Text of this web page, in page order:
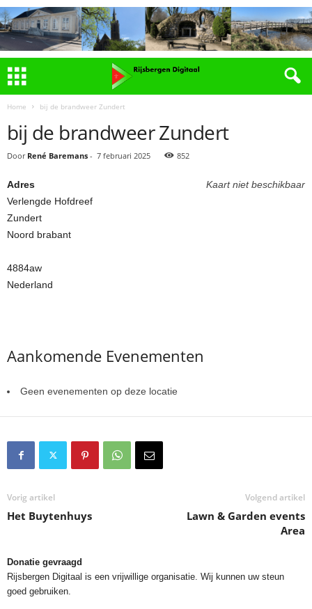
Home bij de brandweer Zundert
bij de brandweer Zundert
Door René Baremans - 7 februari 2025 852
Kaart niet beschikbaar
Adres
Verlengde Hofdreef
Zundert
Noord brabant
4884aw
Nederland
Aankomende Evenementen
Geen evenementen op deze locatie
Vorig artikel
Het Buytenhuys
Volgend artikel
Lawn & Garden events
Area
Donatie gevraagd
Rijsbergen Digitaal is een vrijwillige organisatie. Wij kunnen uw steun
goed gebruiken.